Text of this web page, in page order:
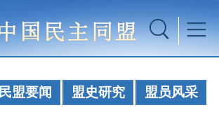
民盟要闻 盟史研究 盟员风采